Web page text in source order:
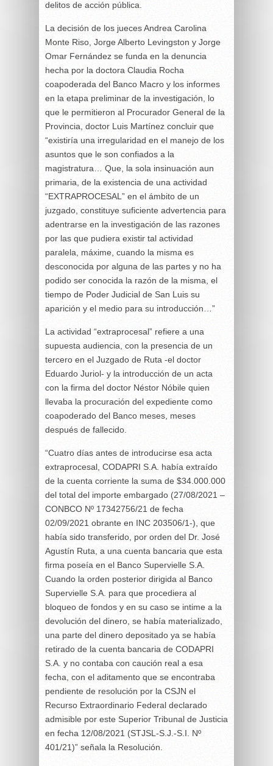
delitos de acción pública.
La decisión de los jueces Andrea Carolina
Monte Riso, Jorge Alberto Levingston y Jorge
Omar Fernández se funda en la denuncia
hecha por la doctora Claudia Rocha
coapoderada del Banco Macro y los informes
en la etapa preliminar de la investigación, lo
que le permitieron al Procurador General de la
Provincia, doctor Luis Martínez concluir que
“existiría una irregularidad en el manejo de los
asuntos que le son confiados a la
magistratura… Que, la sola insinuación aun
primaria, de la existencia de una actividad
“EXTRAPROCESAL” en el ámbito de un
juzgado, constituye suficiente advertencia para
adentrarse en la investigación de las razones
por las que pudiera existir tal actividad
paralela, máxime, cuando la misma es
desconocida por alguna de las partes y no ha
podido ser conocida la razón de la misma, el
tiempo de Poder Judicial de San Luis su
aparición y el medio para su introducción…”
La actividad “extraprocesal” refiere a una
supuesta audiencia, con la presencia de un
tercero en el Juzgado de Ruta -el doctor
Eduardo Juriol- y la introducción de un acta
con la firma del doctor Néstor Nóbile quien
llevaba la procuración del expediente como
coapoderado del Banco meses, meses
después de fallecido.
“Cuatro días antes de introducirse esa acta
extraprocesal, CODAPRI S.A. había extraído
de la cuenta corriente la suma de $34.000.000
del total del importe embargado (27/08/2021 –
CONBCO Nº 17342756/21 de fecha
02/09/2021 obrante en INC 203506/1-), que
había sido transferido, por orden del Dr. José
Agustín Ruta, a una cuenta bancaria que esta
firma poseía en el Banco Supervielle S.A.
Cuando la orden posterior dirigida al Banco
Supervielle S.A. para que procediera al
bloqueo de fondos y en su caso se intime a la
devolución del dinero, se había materializado,
una parte del dinero depositado ya se había
retirado de la cuenta bancaria de CODAPRI
S.A. y no contaba con caución real a esa
fecha, con el aditamento que se encontraba
pendiente de resolución por la CSJN el
Recurso Extraordinario Federal declarado
admisible por este Superior Tribunal de Justicia
en fecha 12/08/2021 (STJSL-S.J.-S.I. Nº
401/21)” señala la Resolución.